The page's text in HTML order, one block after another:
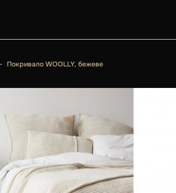
Покривало WOOLLY, бежеве